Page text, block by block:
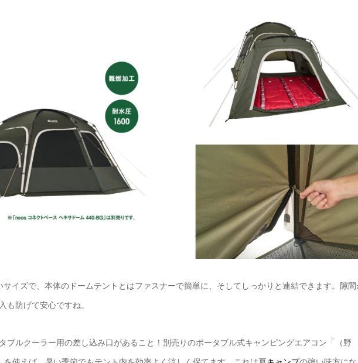
イズで、本体のドームテントとはファスナーで簡単に、そしてしっかりと連結できます。隙間
も防げて安心ですね。
ブルクーラー用の差し込み口があること！別売りのポータブル式キャンピングエアコン「（野